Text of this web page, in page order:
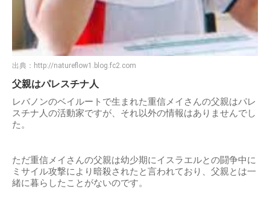
出典： http://natureflow1.blog.fc2.com
父親はパレスチナ人
レバノンのベイルートで生まれた重信メイさんの父親はパレ
スチナ人の活動家ですが、それ以外の情報はありませんでし
た。
ただ重信メイさんの父親は幼少期にイスラエルとの闘争中に
ミサイル攻撃により暗殺されたと言われており、父親とは一
緒に暮らしたことがないのです。